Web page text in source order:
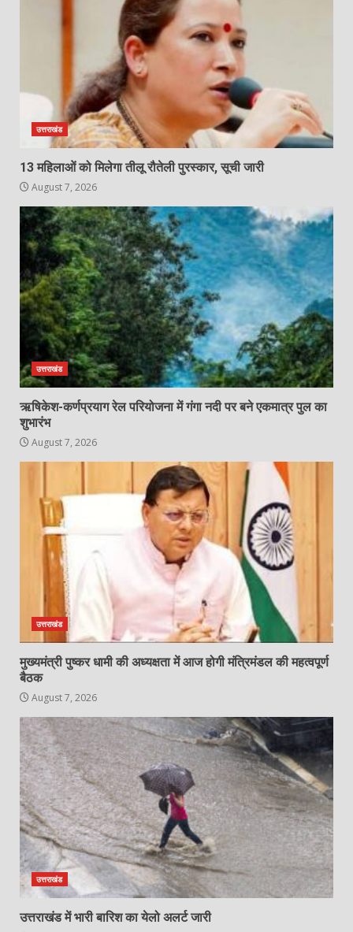
उत्तराखंड
13 महिलाओं को मिलेगा तीलू रौतेली पुरस्कार, सूची जारी
August 7, 2026
उत्तराखंड
ऋषिकेश-कर्णप्रयाग रेल परियोजना में गंगा नदी पर बने एकमात्र पुल का
शुभारंभ
August 7, 2026
उत्तराखंड
मुख्यमंत्री पुष्कर धामी की अध्यक्षता में आज होगी मंत्रिमंडल की महत्वपूर्ण
बैठक
August 7, 2026
उत्तराखंड
उत्तराखंड में भारी बारिश का येलो अलर्ट जारी